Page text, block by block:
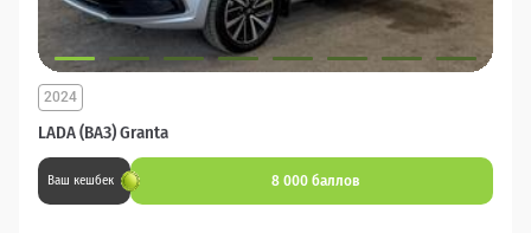
LADA (ВАЗ) Granta
2024
Ваш кешбек 8 000 баллов